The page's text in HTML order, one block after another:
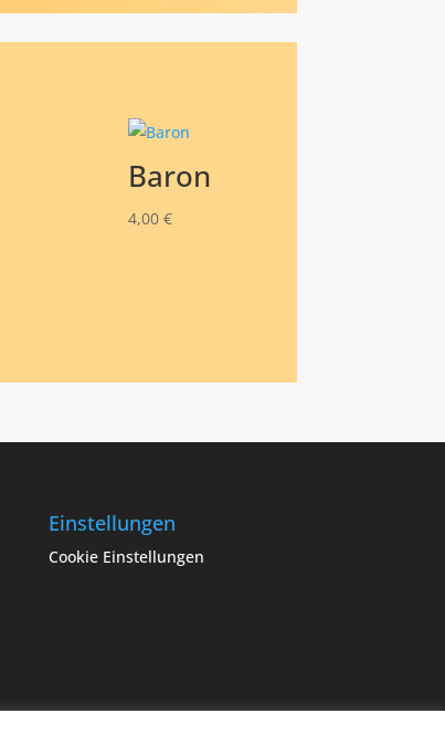
Baron
4,00€
Einstellungen
Cookie Einstellungen